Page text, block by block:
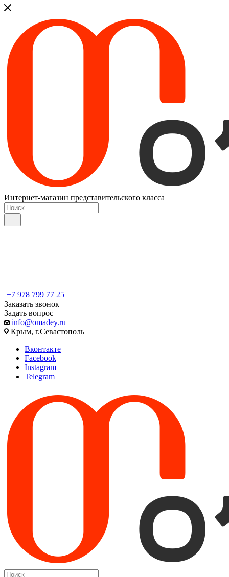
Интернет-магазин представительского класса
+7 978 799 77 25
Заказать звонок
Задать вопрос
info@omadey.ru
Крым, г.Севастополь
Вконтакте
Facebook
Instagram
Telegram